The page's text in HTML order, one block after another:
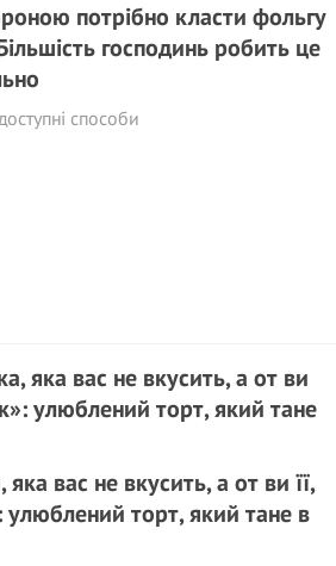
потрібно класти фольгу
господинь робить це
способи
яка вас не вкусить, а от ви її,
торт, який тане в